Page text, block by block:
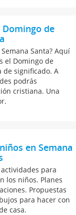
de
Santa? Aquí
el Domingo de
de significado. A
podrás
cristiana. Una
en Semana
para
los niños. Planes
Propuestas
para hacer con
casa.